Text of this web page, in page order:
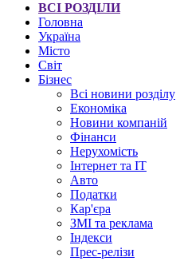
ВСІ РОЗДІЛИ
Головна
Україна
Місто
Світ
Бізнес
Всі новини розділу
Економіка
Новини компаній
Фінанси
Нерухомість
Інтернет та IT
Авто
Податки
Кар'єра
ЗМІ та реклама
Індекси
Прес-релізи